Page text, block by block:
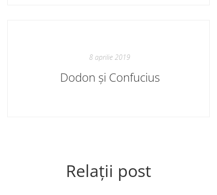
8 aprilie 2019
Dodon și Confucius
Relații post